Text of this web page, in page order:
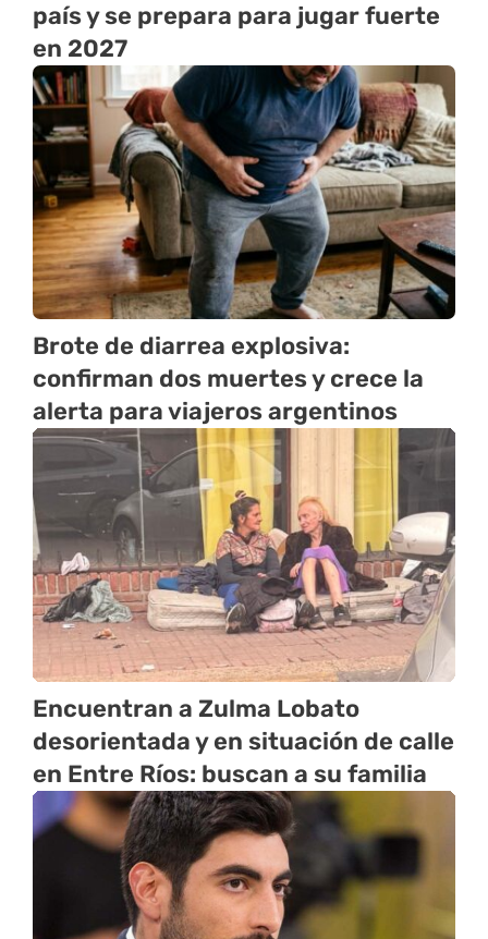
país y se prepara para jugar fuerte
en 2027
Brote de diarrea explosiva:
confirman dos muertes y crece la
alerta para viajeros argentinos
Encuentran a Zulma Lobato
desorientada y en situación de calle
en Entre Ríos: buscan a su familia